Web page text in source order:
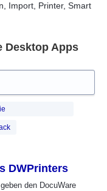
Import, Printer, Smart
Desktop Apps
DWPrinters
den DocuWare